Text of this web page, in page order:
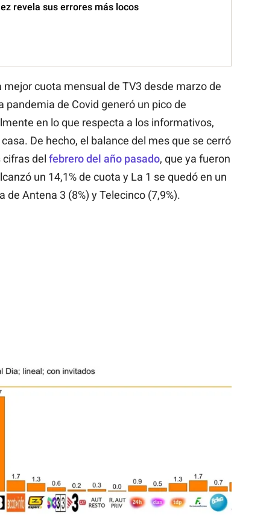
revela sus errores más locos
mejor cuota mensual de TV3 desde marzo de
pandemia de Covid generó un pico de
en lo que respecta a los informativos,
De hecho, el balance del mes que se cerró
cifras del febrero del año pasado, que ya fueron
un 14,1% de cuota y La 1 se quedó en un
de Antena 3 (8%) y Telecinco (7,9%).